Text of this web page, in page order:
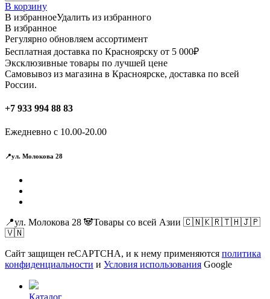
В корзину
В избранноеУдалить из избранного
В избранное
Регулярно обновляем ассортимент
Бесплатная доставка по Красноярску от 5 000₽
Эксклюзивные товары по лучшей цене
Самовывоз из магазина в Красноярске, доставка по всей
России.
+7 933 994 88 83
Ежедневно с 10.00-20.00
📍ул. Молокова 28
📍ул. Молокова 28 🐼Товары со всей Азии 🇨🇳🇰🇷🇹🇭🇯🇵
🇻🇳
Сайт защищен reCAPTCHA, и к нему применяются политика
конфиденциальности и Условия использования Google